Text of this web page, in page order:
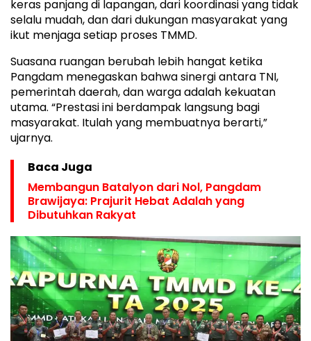
keras panjang di lapangan, dari koordinasi yang tidak
selalu mudah, dan dari dukungan masyarakat yang
ikut menjaga setiap proses TMMD.
Suasana ruangan berubah lebih hangat ketika
Pangdam menegaskan bahwa sinergi antara TNI,
pemerintah daerah, dan warga adalah kekuatan
utama. “Prestasi ini berdampak langsung bagi
masyarakat. Itulah yang membuatnya berarti,”
ujarnya.
Baca Juga
Membangun Batalyon dari Nol, Pangdam
Brawijaya: Prajurit Hebat Adalah yang
Dibutuhkan Rakyat